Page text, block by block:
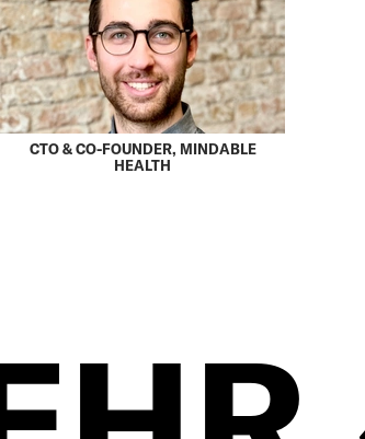
CTO & CO-FOUNDER, MINDABLE
HEALTH